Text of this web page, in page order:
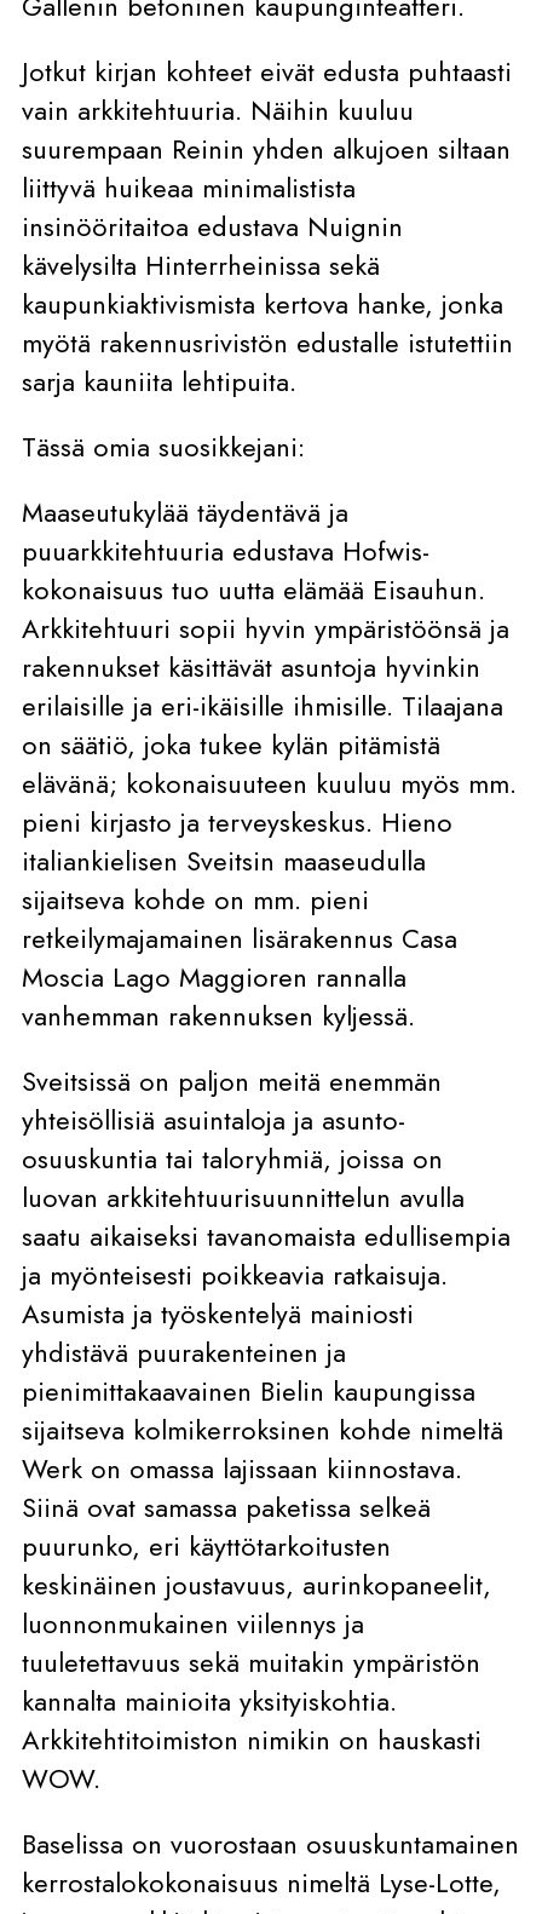
Jotkut kirjan kohteet eivät edusta puhtaasti
vain arkkitehtuuria. Näihin kuuluu
suurempaan Reinin yhden alkujoen siltaan
liittyvä huikeaa minimalistista
insinööritaitoa edustava Nuignin
kävelysilta Hinterrheinissa sekä
kaupunkiaktivismista kertova hanke, jonka
myötä rakennusrivistön edustalle istutettiin
sarja kauniita lehtipuita.
Tässä omia suosikkejani:
Maaseutukylää täydentävä ja
puuarkkitehtuuria edustava Hofwis-
kokonaisuus tuo uutta elämää Eisauhun.
Arkkitehtuuri sopii hyvin ympäristöönsä ja
rakennukset käsittävät asuntoja hyvinkin
erilaisille ja eri-ikäisille ihmisille. Tilaajana
on säätiö, joka tukee kylän pitämistä
elävänä; kokonaisuuteen kuuluu myös mm.
pieni kirjasto ja terveyskeskus. Hieno
italiankielisen Sveitsin maaseudulla
sijaitseva kohde on mm. pieni
retkeilymajamainen lisärakennus Casa
Moscia Lago Maggioren rannalla
vanhemman rakennuksen kyljessä.
Sveitsissä on paljon meitä enemmän
yhteisöllisiä asuintaloja ja asunto-
osuuskuntia tai taloryhmiä, joissa on
luovan arkkitehtuurisuunnittelun avulla
saatu aikaiseksi tavanomaista edullisempia
ja myönteisesti poikkeavia ratkaisuja.
Asumista ja työskentelyä mainiosti
yhdistävä puurakenteinen ja
pienimittakaavainen Bielin kaupungissa
sijaitseva kolmikerroksinen kohde nimeltä
Werk on omassa lajissaan kiinnostava.
Siinä ovat samassa paketissa selkeä
puurunko, eri käyttötarkoitusten
keskinäinen joustavuus, aurinkopaneelit,
luonnonmukainen viilennys ja
tuuletettavuus sekä muitakin ympäristön
kannalta mainioita yksityiskohtia.
Arkkitehtitoimiston nimikin on hauskasti
WOW.
Baselissa on vuorostaan osuuskuntamainen
kerrostalokokonaisuus nimeltä Lyse-Lotte,